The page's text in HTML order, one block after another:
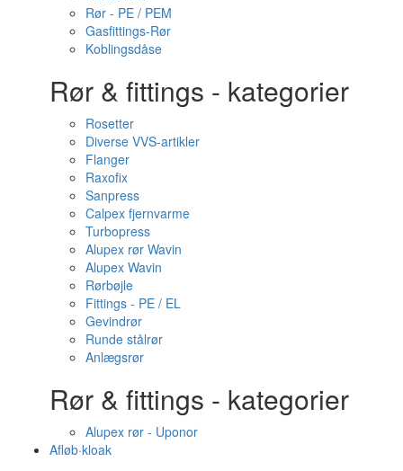
Rør - PE / PEM
Gasfittings-Rør
Koblingsdåse
Rør & fittings - kategorier
Rosetter
Diverse VVS-artikler
Flanger
Raxofix
Sanpress
Calpex fjernvarme
Turbopress
Alupex rør Wavin
Alupex Wavin
Rørbøjle
Fittings - PE / EL
Gevindrør
Runde stålrør
Anlægsrør
Rør & fittings - kategorier
Alupex rør - Uponor
Afløb·kloak